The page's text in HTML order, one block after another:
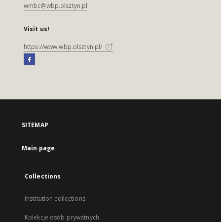
wmbc@wbp.olsztyn.pl
Visit us!
https://www.wbp.olsztyn.pl/
SITEMAP
Main page
Collections
Institution collections
Kolekcje osób prywatnych